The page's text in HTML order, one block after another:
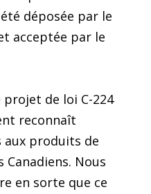
déposée par le
acceptée par le
de loi C-224
reconnaît
aux produits de
Nous
en sorte que ce